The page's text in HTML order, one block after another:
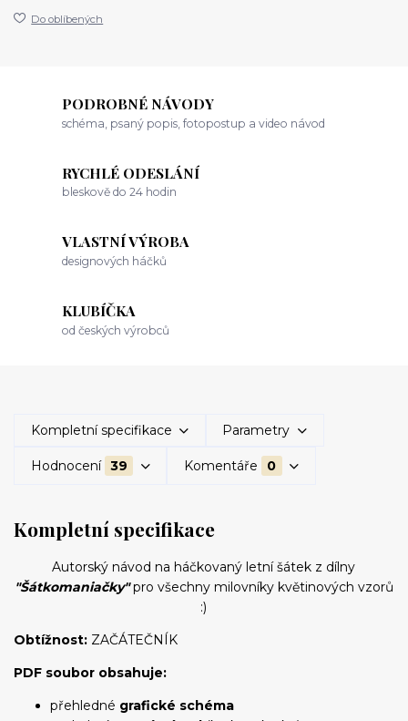
Do oblíbených
PODROBNÉ NÁVODY
schéma, psaný popis, fotopostup a video návod
RYCHLÉ ODESLÁNÍ
bleskově do 24 hodin
VLASTNÍ VÝROBA
designových háčků
KLUBÍČKA
od českých výrobců
Kompletní specifikace Parametry
Hodnocení 39 Komentáře 0
Kompletní specifikace
Autorský návod na háčkovaný letní šátek z dílny
"Šátkomaniačky"pro všechny milovníky květinových vzorů
:)
Obtížnost: ZAČÁTEČNÍK
PDF soubor obsahuje:
přehledné grafické schéma